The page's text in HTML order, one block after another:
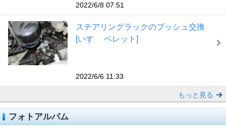
2022/6/8 07:51
ステアリングラックのブッシュ交換
[いすゞ ベレット]
2022/6/6 11:33
もっと見る
フォトアルバム